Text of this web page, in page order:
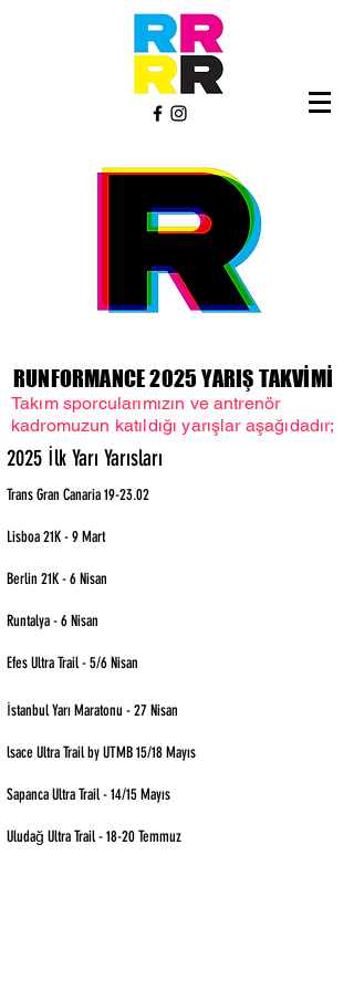
RUNFORMANCE 2025 YARIŞ TAKVİMİ
Takım sporcularımızın ve antrenör
kadromuzun katıldığı yarışlar aşağıdadır;
2025 İlk Yarı Yarısları
Trans Gran Canaria 19-23.02
Lisboa 21K - 9 Mart
Berlin 21K - 6 Nisan
Runtalya - 6 Nisan
Efes Ultra Trail - 5/6 Nisan
İstanbul Yarı Maratonu - 27 Nisan
lsace Ultra Trail by UTMB 15/18 Mayıs
Sapanca Ultra Trail - 14/15 Mayıs
Uludağ Ultra Trail - 18-20 Temmuz